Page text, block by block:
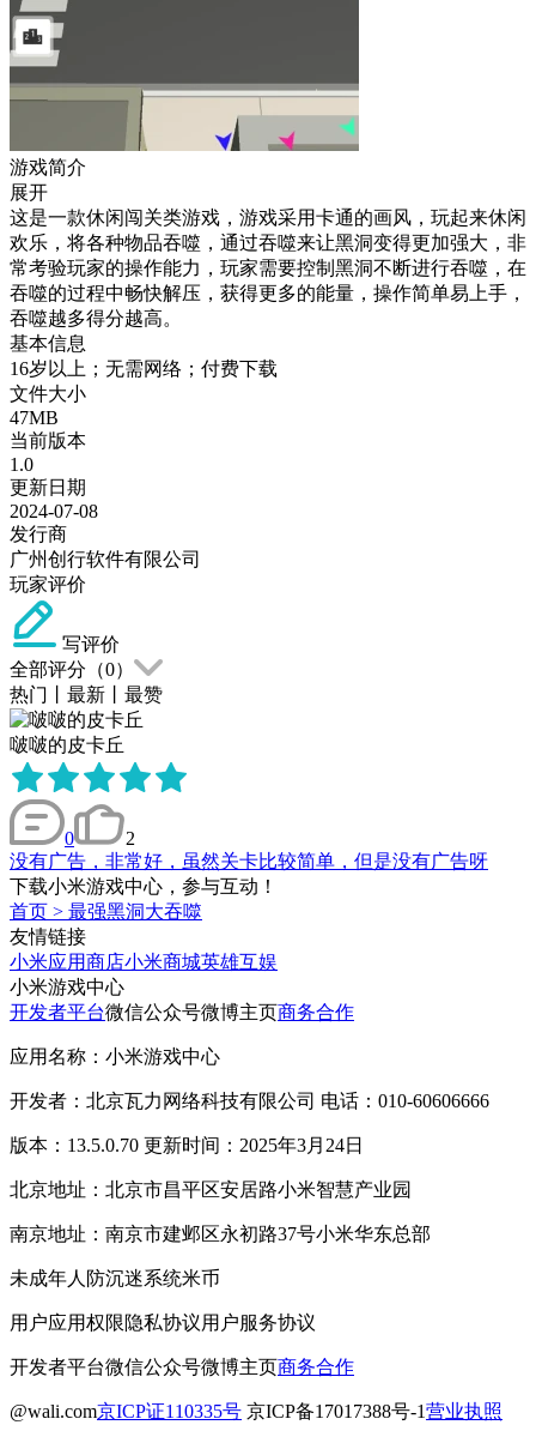
游戏简介
展开
这是一款休闲闯关类游戏，游戏采用卡通的画风，玩起来休闲
欢乐，将各种物品吞噬，通过吞噬来让黑洞变得更加强大，非
常考验玩家的操作能力，玩家需要控制黑洞不断进行吞噬，在
吞噬的过程中畅快解压，获得更多的能量，操作简单易上手，
吞噬越多得分越高。
基本信息
16岁以上；无需网络；付费下载
文件大小
47MB
当前版本
1.0
更新日期
2024-07-08
发行商
广州创行软件有限公司
玩家评价
写评价
全部评分（0）
热门
最新 最赞
啵啵的皮卡丘
0
2
没有广告，非常好，虽然关卡比较简单，但是没有广告呀
下载小米游戏中心，参与互动！
首页 > 最强黑洞大吞噬
友情链接
小米应用商店小米商城英雄互娱
小米游戏中心
开发者平台微信公众号微博主页商务合作
应用名称：小米游戏中心
开发者：北京瓦力网络科技有限公司 电话：010-60606666
版本：13.5.0.70 更新时间：2025年3月24日
北京地址：北京市昌平区安居路小米智慧产业园
南京地址：南京市建邺区永初路37号小米华东总部
未成年人防沉迷系统米币
用户应用权限隐私协议用户服务协议
开发者平台微信公众号微博主页商务合作
@wali.com京ICP证110335号 京ICP备17017388号-1营业执照